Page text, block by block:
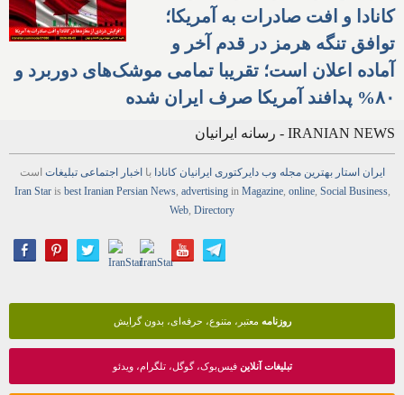
کانادا و افت صادرات به آمریکا؛
توافق تنگه هرمز در قدم آخر و
آماده اعلان است؛ تقریبا تمامی موشک‌های دوربرد و
۸۰% پدافند آمریکا صرف ایران شده
IRANIAN NEWS - رسانه ایرانیان
ایران استار بهترین مجله وب دایرکتوری ایرانیان کانادا بااخبار اجتماعی تبلیغات است
Iran Staris best Iranian Persian News, advertisingin Magazine, online, Social Business,
Web Directory
روزنامه معتبر، متنوع، حرفه‌ای، بدون گرایش
تبلیغات آنلاینفیس‌بوک، گوگل، تلگرام، ویدئو